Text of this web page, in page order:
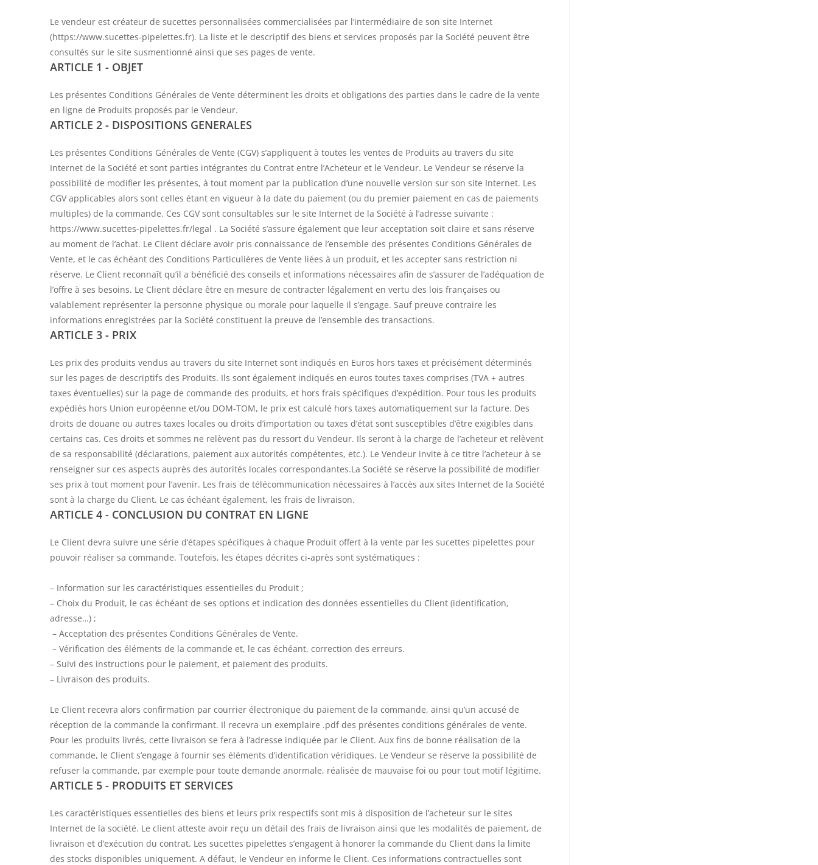
Le vendeur est créateur de sucettes personnalisées commercialisées par l’intermédiaire de son site Internet
(https://www.sucettes-pipelettes.fr). La liste et le descriptif des biens et services proposés par la Société peuvent être
consultés sur le site susmentionné ainsi que ses pages de vente.
ARTICLE 1 - OBJET
Les présentes Conditions Générales de Vente déterminent les droits et obligations des parties dans le cadre de la vente
en ligne de Produits proposés par le Vendeur.
ARTICLE 2 - DISPOSITIONS GENERALES
Les présentes Conditions Générales de Vente (CGV) s’appliquent à toutes les ventes de Produits au travers du site
Internet de la Société et sont parties intégrantes du Contrat entre l’Acheteur et le Vendeur. Le Vendeur se réserve la
possibilité de modifier les présentes, à tout moment par la publication d’une nouvelle version sur son site Internet. Les
CGV applicables alors sont celles étant en vigueur à la date du paiement (ou du premier paiement en cas de paiements
multiples) de la commande. Ces CGV sont consultables sur le site Internet de la Société à l’adresse suivante :
https://www.sucettes-pipelettes.fr/legal . La Société s’assure également que leur acceptation soit claire et sans réserve
au moment de l’achat. Le Client déclare avoir pris connaissance de l’ensemble des présentes Conditions Générales de
Vente, et le cas échéant des Conditions Particulières de Vente liées à un produit, et les accepter sans restriction ni
réserve. Le Client reconnaît qu’il a bénéficié des conseils et informations nécessaires afin de s’assurer de l’adéquation de
l’offre à ses besoins. Le Client déclare être en mesure de contracter légalement en vertu des lois françaises ou
valablement représenter la personne physique ou morale pour laquelle il s’engage. Sauf preuve contraire les
informations enregistrées par la Société constituent la preuve de l’ensemble des transactions.
ARTICLE 3 - PRIX
Les prix des produits vendus au travers du site Internet sont indiqués en Euros hors taxes et précisément déterminés
sur les pages de descriptifs des Produits. Ils sont également indiqués en euros toutes taxes comprises (TVA + autres
taxes éventuelles) sur la page de commande des produits, et hors frais spécifiques d’expédition. Pour tous les produits
expédiés hors Union européenne et/ou DOM-TOM, le prix est calculé hors taxes automatiquement sur la facture. Des
droits de douane ou autres taxes locales ou droits d’importation ou taxes d’état sont susceptibles d’être exigibles dans
certains cas. Ces droits et sommes ne relèvent pas du ressort du Vendeur. Ils seront à la charge de l’acheteur et relèvent
de sa responsabilité (déclarations, paiement aux autorités compétentes, etc.). Le Vendeur invite à ce titre l’acheteur à se
renseigner sur ces aspects auprès des autorités locales correspondantes.La Société se réserve la possibilité de modifier
ses prix à tout moment pour l’avenir. Les frais de télécommunication nécessaires à l’accès aux sites Internet de la Société
sont à la charge du Client. Le cas échéant également, les frais de livraison.
ARTICLE 4 - CONCLUSION DU CONTRAT EN LIGNE
Le Client devra suivre une série d’étapes spécifiques à chaque Produit offert à la vente par les sucettes pipelettes pour
pouvoir réaliser sa commande. Toutefois, les étapes décrites ci-après sont systématiques :
– Information sur les caractéristiques essentielles du Produit ;
– Choix du Produit, le cas échéant de ses options et indication des données essentielles du Client (identification,
adresse…) ;
– Acceptation des présentes Conditions Générales de Vente.
– Vérification des éléments de la commande et, le cas échéant, correction des erreurs.
– Suivi des instructions pour le paiement, et paiement des produits.
– Livraison des produits.
Le Client recevra alors confirmation par courrier électronique du paiement de la commande, ainsi qu’un accusé de
réception de la commande la confirmant. Il recevra un exemplaire .pdf des présentes conditions générales de vente.
Pour les produits livrés, cette livraison se fera à l’adresse indiquée par le Client. Aux fins de bonne réalisation de la
commande, le Client s’engage à fournir ses éléments d’identification véridiques. Le Vendeur se réserve la possibilité de
refuser la commande, par exemple pour toute demande anormale, réalisée de mauvaise foi ou pour tout motif légitime.
ARTICLE 5 - PRODUITS ET SERVICES
Les caractéristiques essentielles des biens et leurs prix respectifs sont mis à disposition de l’acheteur sur le sites
Internet de la société. Le client atteste avoir reçu un détail des frais de livraison ainsi que les modalités de paiement, de
livraison et d’exécution du contrat. Les sucettes pipelettes s’engagent à honorer la commande du Client dans la limite
des stocks disponibles uniquement. A défaut, le Vendeur en informe le Client. Ces informations contractuelles sont